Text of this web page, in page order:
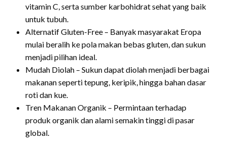
vitamin C, serta sumber karbohidrat sehat yang baik
untuk tubuh.
Alternatif Gluten-Free – Banyak masyarakat Eropa
mulai beralih ke pola makan bebas gluten, dan sukun
menjadi pilihan ideal.
Mudah Diolah – Sukun dapat diolah menjadi berbagai
makanan seperti tepung, keripik, hingga bahan dasar
roti dan kue.
Tren Makanan Organik – Permintaan terhadap
produk organik dan alami semakin tinggi di pasar
global.